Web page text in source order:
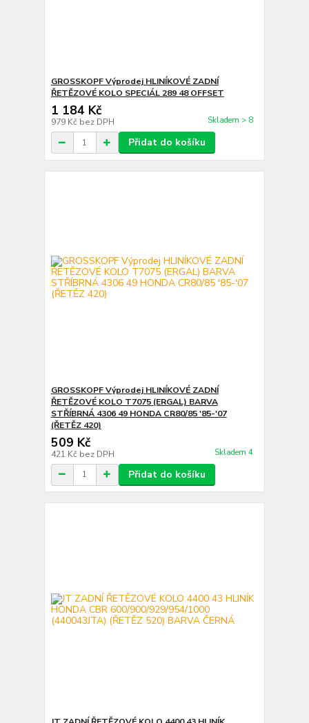
GROSSKOPF Výprodej HLINÍKOVÉ ZADNÍ
ŘETĚZOVÉ KOLO SPECIÁL 289 48 OFFSET
1 184 Kč
979 Kč bez DPH Skladem > 8
Přidat do košíku
GROSSKOPF Výprodej HLINÍKOVÉ ZADNÍ
ŘETĚZOVÉ KOLO T7075 (ERGAL) BARVA
STŘÍBRNÁ 4306 49 HONDA CR80/85 '85-'07
(ŘETĚZ 420)
509 Kč
421 Kč bez DPH Skladem 4
Přidat do košíku